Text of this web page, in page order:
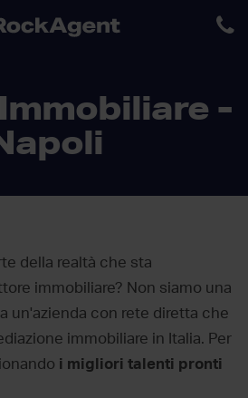
-
della realtà che sta
immobiliare? Non siamo una
un'azienda con rete diretta che
immobiliare in Italia. Per
i migliori talenti pronti